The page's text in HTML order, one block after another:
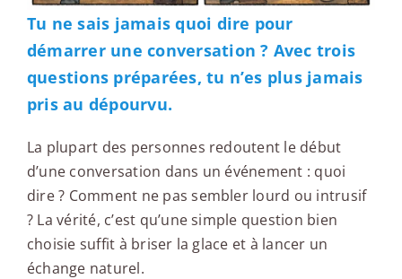
Tu ne sais jamais quoi dire pour
démarrer une conversation ? Avec trois
questions préparées, tu n’es plus jamais
pris au dépourvu.
La plupart des personnes redoutent le début
d’une conversation dans un événement : quoi
dire ? Comment ne pas sembler lourd ou intrusif
? La vérité, c’est qu’une simple question bien
choisie suffit à briser la glace et à lancer un
échange naturel.